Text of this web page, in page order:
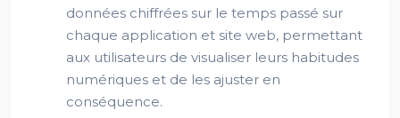
données chiffrées sur le temps passé sur
chaque application et site web, permettant
aux utilisateurs de visualiser leurs habitudes
numériques et de les ajuster en
conséquence.